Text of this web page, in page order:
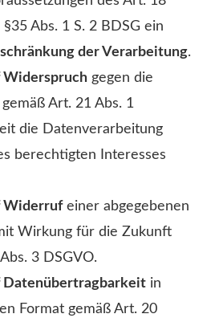
Abs. 1 S. 2 BDSG ein
der Verarbeitung.
Widerspruch gegen die
Art. 21 Abs. 1
die Datenverarbeitung
berechtigten Interesses
Widerrufeiner abgegebenen
Wirkung für die Zukunft
3 DSGVO.
Datenübertragbarkeit in
Format gemäß Art. 20